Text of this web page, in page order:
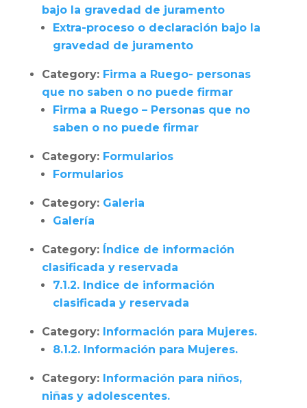
bajo la gravedad de juramento
Extra-proceso o declaración bajo la
gravedad de juramento
Category: Firma a Ruego- personas
que no saben o no puede firmar
Firma a Ruego – Personas que no
saben o no puede firmar
Category: Formularios
Formularios
Category: Galeria
Galería
Category: Índice de información
clasificada y reservada
7.1.2. Indice de información
clasificada y reservada
Category: Información para Mujeres.
8.1.2. Información para Mujeres.
Category: Información para niños,
niñas y adolescentes.